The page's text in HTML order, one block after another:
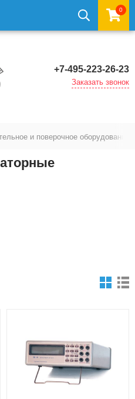
0
+7-495-223-26-23
Заказать звонок
и поверочное оборудование,